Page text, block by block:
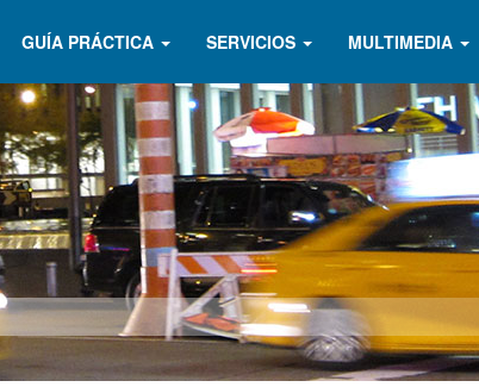
GUÍA PRÁCTICA SERVICIOS MULTIMEDIA